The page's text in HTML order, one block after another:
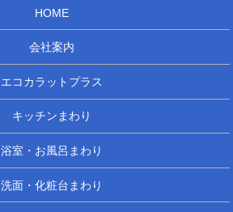
HOME
会社案内
エコカラットプラス
キッチンまわり
浴室・お風呂まわり
洗面・化粧台まわり